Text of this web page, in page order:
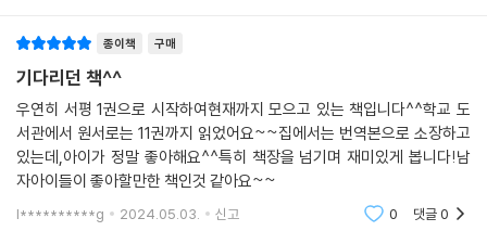
종이책 구매
기다리던 책^^
우연히 서평 1권으로 시작하여현재까지 모으고 있는 책입니다^^학교 도
서관에서 원서로는 11권까지 읽었어요~~집에서는 번역본으로 소장하고
있는데,아이가 정말 좋아해요^^특히 책장을 넘기며 재미있게 봅니다!남
자아이들이 좋아할만한 책인것 같아요~~
l**********g 2024.05.03. 신고 0 댓글0